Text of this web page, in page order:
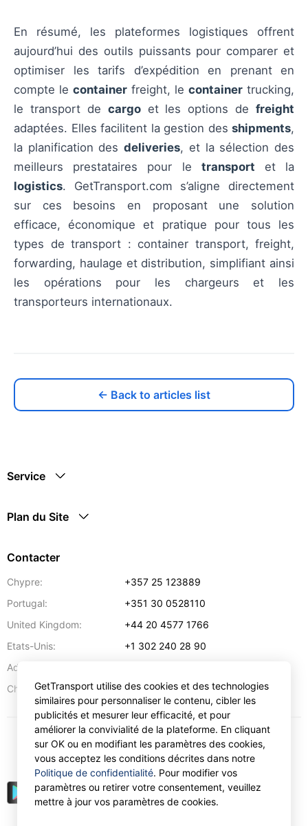
En résumé, les plateformes logistiques offrent
aujourd’hui des outils puissants pour comparer et
optimiser les tarifs d’expédition en prenant en
compte le container freight, le container trucking,
le transport de cargoet les options de freight
adaptées. Elles facilitent la gestion des shipments,
la planification desdeliveries, et la sélection des
meilleurs prestataires pour le transport et la
logistics. GetTransport.com s’aligne directement
sur ces besoins en proposant une solution
efficace, économique et pratique pour tous les
types de transport : container transport, freight,
forwarding, haulage et distribution, simplifiant ainsi
les opérations pour les chargeurs et les
transporteurs internationaux.
← Back to articles list
Service
Plan du Site
Contacter
Chypre:
+357 25 123889
Portugal:
+351 30 0528110
United Kingdom:
+44 20 4577 1766
Etats-Unis:
+1 302 240 28 90
Adresse:
Chypre:
57 Spyrou Kyprianou,Larnaca 6051
EUR
GetTransport utilise des cookies et des technologies
similaires pour personnaliser le contenu, cibler les
publicités et mesurer leur efficacité, et pour
améliorer la convivialité de la plateforme. En cliquant
sur OK ou en modifiant les paramètres des cookies,
vous acceptez les conditions décrites dans notre
Politique de confidentialité. Pour modifier vos
paramètres ou retirer votre consentement, veuillez
mettre à jour vos paramètres de cookies.